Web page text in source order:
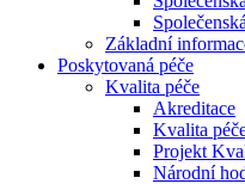
Základní
Poskytovaná péče
Kvalita péče
Akreditace
Kvalita
Projekt
Národní